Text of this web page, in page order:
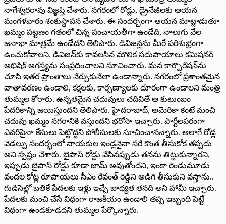
నాగేశ్వరరావు విజ్ఞప్తి చేశారు. నగరంలో రోడ్లు, డ్రైనేజీలకు ఆయన
మంగళవారం శంకుస్థాపన చేశారు. ఈ సందర్భంగా ఆయన మాట్లాడుతూ
ఖమ్మం పట్టణం గతంలో చిన్న పంచాయతీగా ఉండేది, నాలుగు వేల
జనాభా మాత్రమే ఉండేదని తెలిపారు. డివిజన్లను మీరే పరిశుభ్రంగా
ఉంచుకోవాలని, డివిజన్‌కు కావలసిన మౌలిక సదుపాయాలు కమిషనర్‌
అభిషేక్‌ అగస్త్యను సంప్రదించాలని సూచించారు. మన కార్పొరేషన్‌ను
చూసి ఇతర ప్రాంతాలు నేర్చుకునేలా ఉండాన్నారు. నగరంలో ప్రశాంతమైన
వాతావరణం ఉండాలి, కక్షలకు, కార్పణ్యాలకు దూరంగా ఉండాలని మంత్రి
తుమ్మల కోరారు. ఉన్నతమైన చదువులు చదివితే ఆ కుటుంబం
పేదరికాన్ని జయిస్తుందని తెలిపారు. హైదరాబాద్‌, అమెరికా కంటే మంచి
చదువు ఖమ్మం నగరానికి వస్తుందని భరోసా ఇచ్చారు. పార్టీలపరంగా
ఎవరిపైనా కేసులు పెట్టొద్దని పోలీసులకు సూచించానన్నారు. అలాగే రోడ్ల
వెడల్పు సందర్భంలో నాయకుల ఇండ్లనైనా సరే కొంత తీసుకోక తప్పదు
అని స్పష్టం చేశారు. బైపాస్‌ రోడ్డు వేసినప్పుడు తనను తిట్టుకున్నారని,
ఇప్పుడు బైపాస్‌ రోడ్డు కూడా జామ్‌ అవుతోందని, ఇంకా రెండుమూడు
వందల కోట్ల రూపాయలు సీఎం రేవంత్‌ రెడ్డిని అడిగి తీసుకుని వస్తాను..
గుడిసెల్లో బతికే పేదలకు ఇళ్లు ఇచ్చే బాధ్యత తనది అని హామీ ఇచ్చారు.
పేదలకు మంచి చేసే విధంగా రాజకీయం ఉండాలి తప్ప ఇబ్బంది పెట్టే
విధంగా ఉండకూడదని తుమ్మల పేర్కొన్నారు.